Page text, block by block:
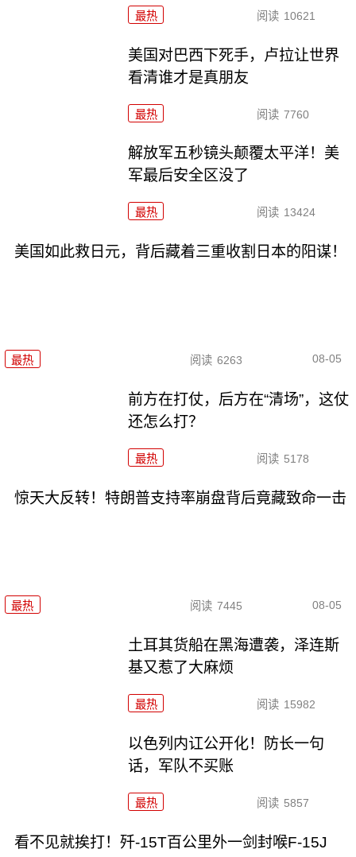
最热 阅读 10621
美国对巴西下死手，卢拉让世界
看清谁才是真朋友
最热 阅读 7760
解放军五秒镜头颠覆太平洋！美
军最后安全区没了
最热 阅读 13424
美国如此救日元，背后藏着三重收割日本的阳谋！
最热 阅读 6263 08-05
前方在打仗，后方在“清场”，这仗
还怎么打？
最热 阅读 5178
惊天大反转！特朗普支持率崩盘背后竟藏致命一击
最热 阅读 7445 08-05
土耳其货船在黑海遭袭，泽连斯
基又惹了大麻烦
最热 阅读 15982
以色列内讧公开化！防长一句
话，军队不买账
最热 阅读 5857
看不见就挨打！歼-15T百公里外一剑封喉F-15J